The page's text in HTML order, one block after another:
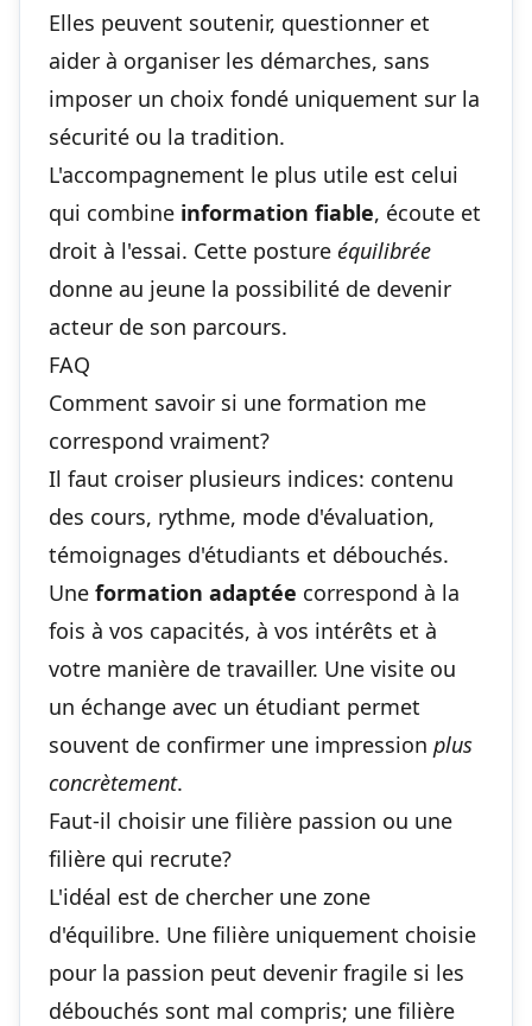
Elles peuvent soutenir, questionner et
aider à organiser les démarches, sans
imposer un choix fondé uniquement sur la
sécurité ou la tradition.
L'accompagnement le plus utile est celui
qui combine information fiable, écoute et
droit à l'essai. Cette posture équilibrée
donne au jeune la possibilité de devenir
acteur de son parcours.
FAQ
Comment savoir si une formation me
correspond vraiment?
Il faut croiser plusieurs indices: contenu
des cours, rythme, mode d'évaluation,
témoignages d'étudiants et débouchés.
Une formation adaptée correspond à la
fois à vos capacités, à vos intérêts et à
votre manière de travailler. Une visite ou
un échange avec un étudiant permet
souvent de confirmer une impression plus
concrètement.
Faut-il choisir une filière passion ou une
filière qui recrute?
L'idéal est de chercher une zone
d'équilibre. Une filière uniquement choisie
pour la passion peut devenir fragile si les
débouchés sont mal compris; une filière